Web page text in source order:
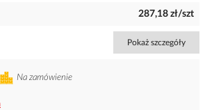
287,18 zł/szt
Pokaż szczegóły
Na zamówienie